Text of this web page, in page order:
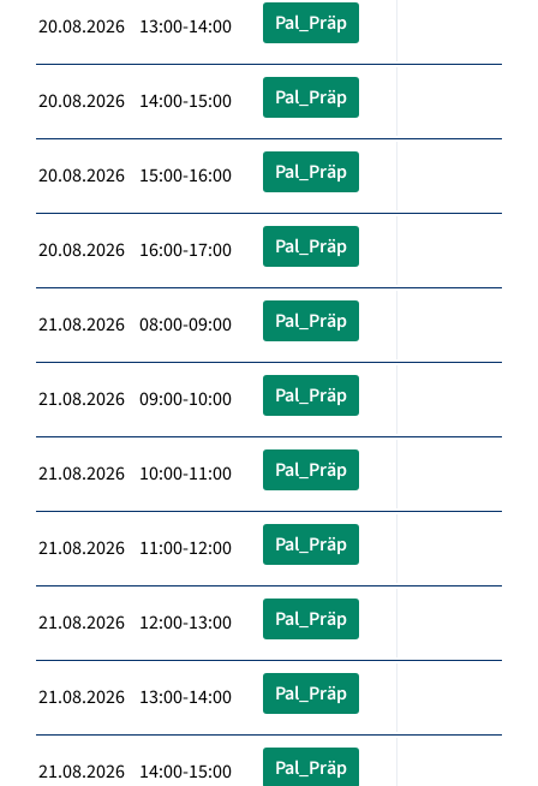
20.08.2026 13:00-14:00 Pal_Präp
20.08.2026 14:00-15:00 Pal_Präp
20.08.2026 15:00-16:00 Pal_Präp
20.08.2026 16:00-17:00 Pal_Präp
21.08.2026 08:00-09:00 Pal_Präp
21.08.2026 09:00-10:00 Pal_Präp
21.08.2026 10:00-11:00 Pal_Präp
21.08.2026 11:00-12:00 Pal_Präp
21.08.2026 12:00-13:00 Pal_Präp
21.08.2026 13:00-14:00 Pal_Präp
21.08.2026 14:00-15:00 Pal_Präp